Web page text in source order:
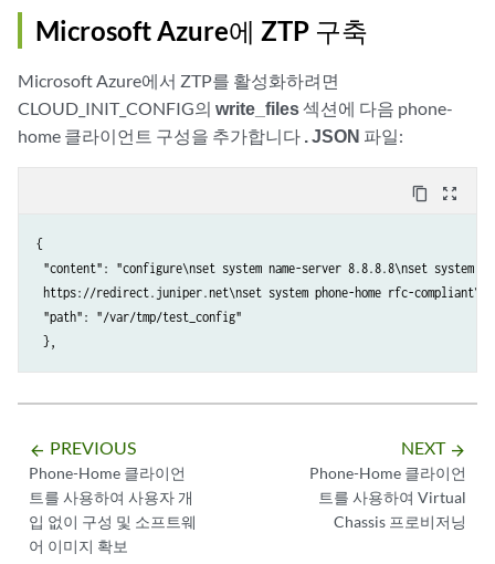
                interface fxp0.0;
            }
                system-generated-certificate;
                interface fxp0.0;
            }
        }
        autoupdate {
            url https://ae1.juniper.net/junos/key_retrieval;
        }
    }
    phone-home {
    }
interfaces {
    fxp0 {
        unit 0 {
           family inet {
Microsoft Azure에 ZTP 구축
Microsoft Azure에서 ZTP를 활성화하려면
CLOUD_INIT_CONFIG의 write_files섹션에 다음 phone-
home 클라이언트 구성을 추가합니다 . JSON 파일:
content_copy zoom_out_map
{
"content": "configure\nset system name-server 8.8.8.8\nset system
https://redirect.juniper.net\nset system phone-home rfc-
"path": "/var/tmp/test_config"
arrow_backward PREVIOUS
Phone-Home 클라이언
트를 사용하여 사용자 개
입 없이 구성 및 소프트웨
어 이미지 확보
NEXT arrow_forward
Phone-Home 클라이언
트를 사용하여 Virtual
Chassis 프로비저닝